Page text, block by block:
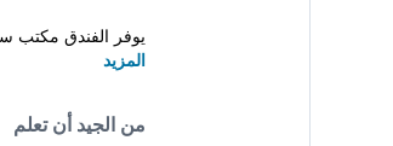
يوفر الفندق مكتب
المزيد
من الجيد أن تعلم